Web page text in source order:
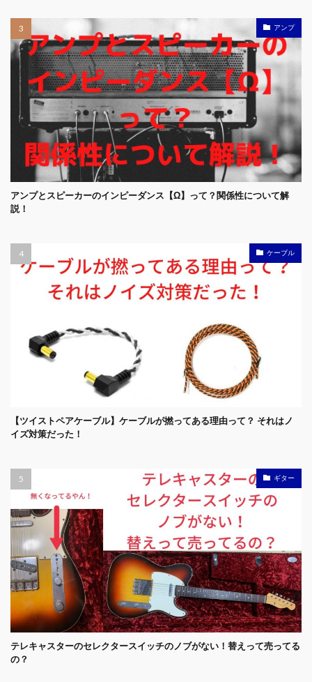
アンプ
アンプとスピーカーのインピーダンス【Ω】って？関係性について解
説！
ケーブル
【ツイストペアケーブル】ケーブルが撚ってある理由って？ それはノ
イズ対策だった！
ギター
テレキャスターのセレクタースイッチのノブがない！替えって売ってる
の？